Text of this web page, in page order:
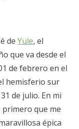
de Yule, el
que va desde el
de febrero en el
hemisferio sur
de julio. En mi
que me
épica